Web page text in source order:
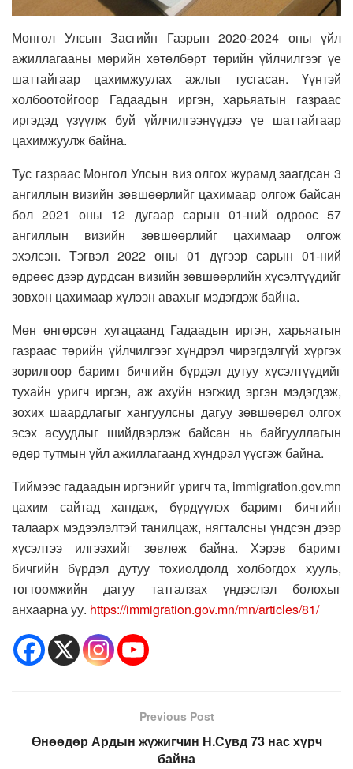
Монгол Улсын Засгийн Газрын 2020-2024 оны үйл
ажиллагааны мөрийн хөтөлбөрт төрийн үйлчилгээг үе
шаттайгаар цахимжуулах ажлыг тусгасан. Үүнтэй
холбоотойгоор Гадаадын иргэн, харьяатын газраас
иргэдэд үзүүлж буй үйлчилгээнүүдээ үе шаттайгаар
цахимжуулж байна.
Тус газраас Монгол Улсын виз олгох журамд заагдсан 3
ангиллын визийн зөвшөөрлийг цахимаар олгож байсан
бол 2021 оны 12 дугаар сарын 01-ний өдрөөс 57
ангиллын визийн зөвшөөрлийг цахимаар олгож
эхэлсэн. Тэгвэл 2022 оны 01 дүгээр сарын 01-ний
өдрөөс дээр дурдсан визийн зөвшөөрлийн хүсэлтүүдийг
зөвхөн цахимаар хүлээн авахыг мэдэгдэж байна.
Мөн өнгөрсөн хугацаанд Гадаадын иргэн, харьяатын
газраас төрийн үйлчилгээг хүндрэл чирэгдэлгүй хүргэх
зорилгоор баримт бичгийн бүрдэл дутуу хүсэлтүүдийг
тухайн уригч иргэн, аж ахуйн нэгжид эргэн мэдэгдэж,
зохих шаардлагыг хангуулсны дагуу зөвшөөрөл олгох
эсэх асуудлыг шийдвэрлэж байсан нь байгууллагын
өдөр тутмын үйл ажиллагаанд хүндрэл үүсгэж байна.
Тиймээс гадаадын иргэнийг уригч та, immigration.gov.mn
цахим сайтад хандаж, бүрдүүлэх баримт бичгийн
талаарх мэдээлэлтэй танилцаж, нягталсны үндсэн дээр
хүсэлтээ илгээхийг зөвлөж байна. Хэрэв баримт
бичгийн бүрдэл дутуу тохиолдолд холбогдох хууль,
тогтоомжийн дагуу татгалзах үндэслэл болохыг
анхаарна уу. https://immigration.gov.mn/mn/articles/81/
Previous Post
Өнөөдөр Ардын жүжигчин Н.Сувд 73 нас хүрч
байна